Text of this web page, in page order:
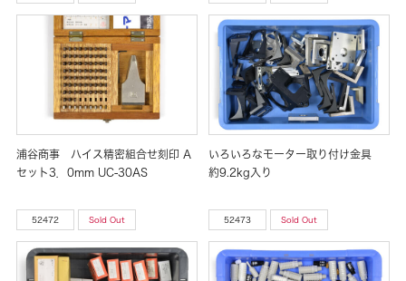
浦谷商事 ハイス精密組合せ刻印 A
セット3．0mm UC-30AS
いろいろなモーター取り付け金具
約9.2kg入り
52472 Sold Out 52473 Sold Out